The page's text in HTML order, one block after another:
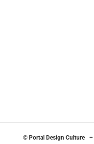
© Portal Design Culture –